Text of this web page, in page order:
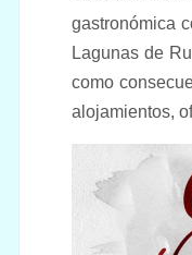
gastronómica
Lagunas de
como
alojamientos,